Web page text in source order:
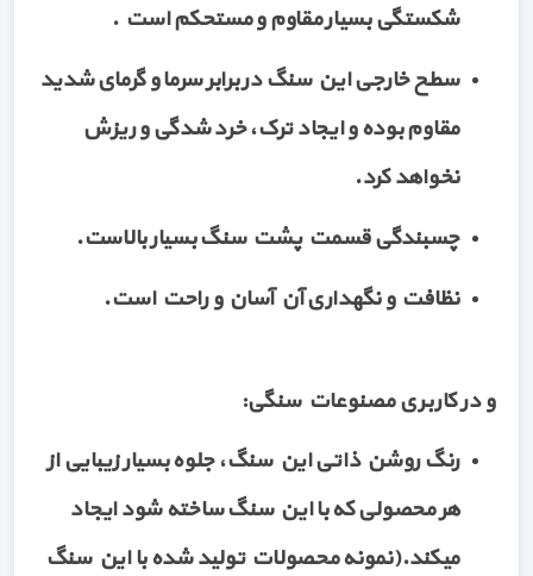
شکستگی بسیار مقاوم و مستحکم است .
سطح خارجی این سنگ در برابر سرما و گرمای شدید
مقاوم بوده و ایجاد ترک، خرد شدگی و ریزش
نخواهد کرد.
چسبندگی قسمت پشت سنگ بسیار بالاست.
نظافت و نگهداری آن آسان و راحت است.
و در کاربری مصنوعات سنگی:
رنگ روشن ذاتی این سنگ، جلوه بسیار زیبایی از
هر محصولی که با این سنگ ساخته شود ایجاد
میکند.(نمونه محصولات تولید شده با این سنگ